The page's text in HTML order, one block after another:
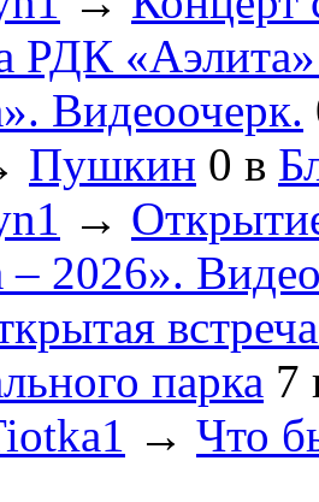
РДК
Видеоочерк.
Пушкин 0 в
→
– 2026».
парка 7
→ Что